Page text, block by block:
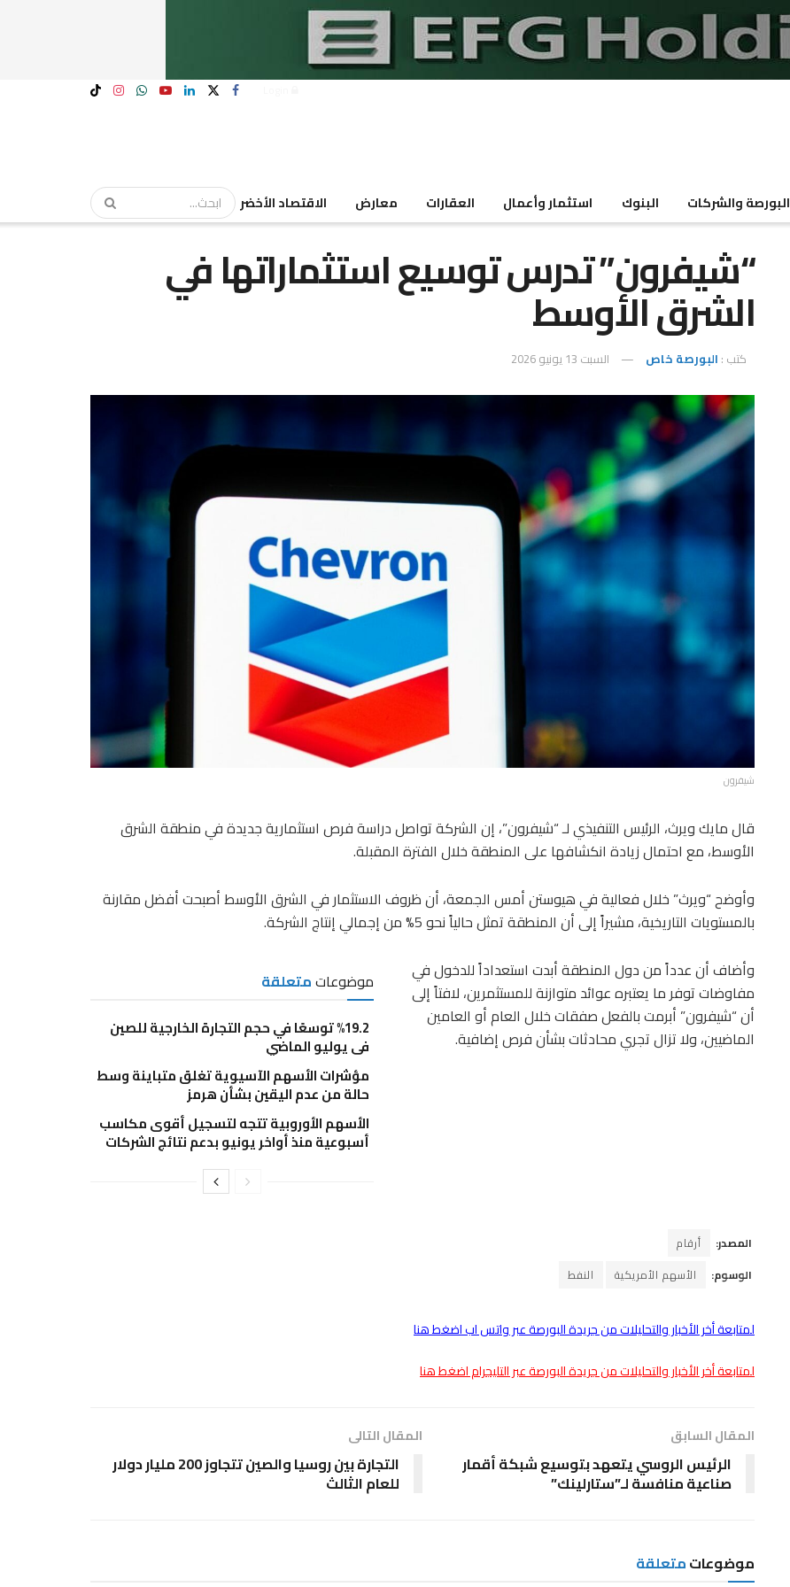
البورصة والشركات البنوك استثمار وأعمال العقارات معارض الاقتصاد الأخضر
“شيفرون” تدرس توسيع استثماراتها في
الشرق الأوسط
كتب : البورصة خاص السبت 13 يونيو 2026
شيفرون
قال مايك ويرث، الرئيس التنفيذي لـ “شيفرون”، إن الشركة تواصل دراسة فرص استثمارية جديدة في منطقة الشرق
الأوسط، مع احتمال زيادة انكشافها على المنطقة خلال الفترة المقبلة.
وأوضح “ويرث” خلال فعالية في هيوستن أمس الجمعة، أن ظروف الاستثمار في الشرق الأوسط أصبحت أفضل مقارنة
بالمستويات التاريخية، مشيراً إلى أن المنطقة تمثل حالياً نحو 5% من إجمالي إنتاج الشركة.
موضوعاتمتعلقة
%19.2 توسعًا في حجم التجارة الخارجية للصين
في يوليو الماضي
مؤشرات الأسهم الآسيوية تغلق متباينة وسط
حالة من عدم اليقين بشأن هرمز
الأسهم الأوروبية تتجه لتسجيل أقوى مكاسب
أسبوعية منذ أواخر يونيو بدعم نتائج الشركات
وأضاف أن عدداً من دول المنطقة أبدت استعداداً للدخول في
مفاوضات توفر ما يعتبره عوائد متوازنة للمستثمرين، لافتاً إلى
أن “شيفرون” أبرمت بالفعل صفقات خلال العام أو العامين
الماضيين، ولا تزال تجري محادثات بشأن فرص إضافية.
المصدر:
أرقام
الوسوم:
الأسهم الأمريكية النفط
لمتابعة أخر الأخبار والتحليلات من جريدة البورصة عبر واتس اب اضغط هنا
لمتابعة أخر الأخبار والتحليلات من جريدة البورصة عبر التليجرام اضغط هنا
المقال السابق
الرئيس الروسي يتعهد بتوسيع شبكة أقمار
صناعية منافسة لـ”ستارلينك”
المقال التالى
التجارة بين روسيا والصين تتجاوز 200 مليار دولار
للعام الثالث
موضوعاتمتعلقة